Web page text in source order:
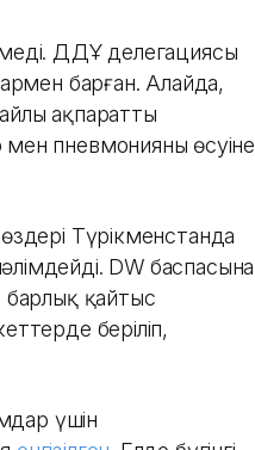
ДДҰ делегациясы
барған. Алайда,
ақпаратты
пневмонияның өсуіне
Түрікменстанда
DW баспасына
барлық қайтыс
беріліп,
үшін